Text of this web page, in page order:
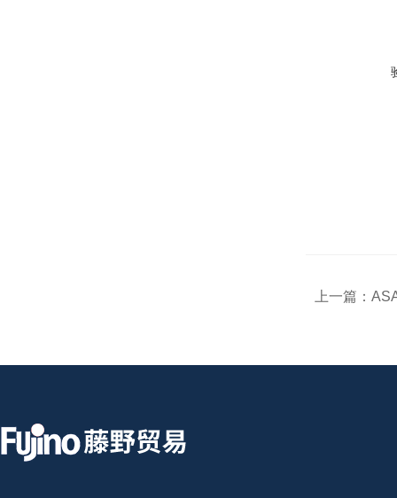
上一篇：